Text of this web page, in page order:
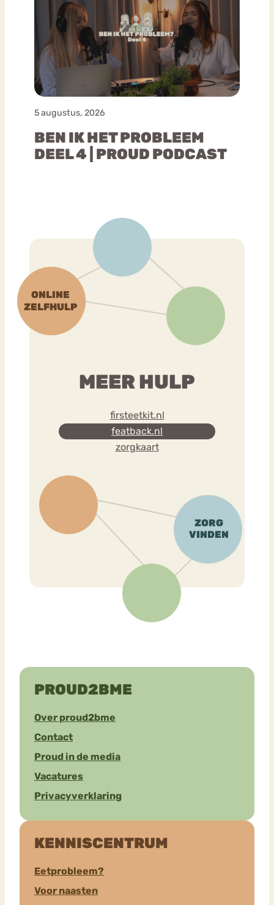
5 augustus, 2026
BEN IK HET PROBLEEM
DEEL 4 | PROUD PODCAST
MEER HULP
firsteetkit.nl
featback.nl
zorgkaart
PROUD2BME
Over proud2bme
Contact
Proud in de media
Vacatures
Privacyverklaring
KENNISCENTRUM
Eetprobleem?
Voor naasten